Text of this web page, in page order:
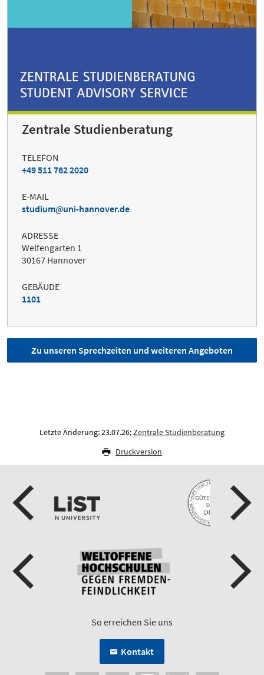
Zentrale Studienberatung
TELEFON
+49 511 762 2020
E-MAIL
studium
uni-hannover.de
ADRESSE
Welfengarten 1
30167 Hannover
GEBÄUDE
1101
Zu unseren Sprechzeiten und weiteren Angeboten
Letzte Änderung: 23.07.26;Zentrale Studienberatung
Druckversion
So erreichen Sie uns
Kontakt